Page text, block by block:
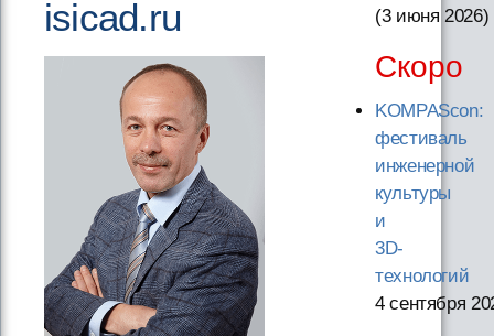
isicad.ru
(3 июня 2026)
Скоро
KOMPAScon:
фестиваль
инженерной
культуры
и
3D-
технологий
4 сентября